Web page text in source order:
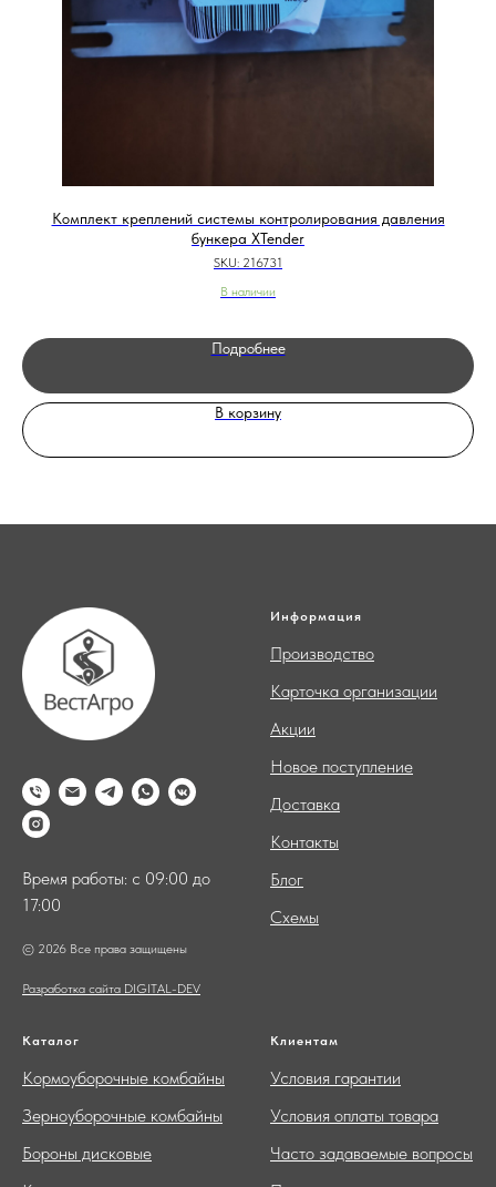
Комплект креплений системы контролирования давления
бункера XTender
SKU: 216731
В наличии
Подробнее
В корзину
Время работы: с 09:00 до
17:00
© 2026 Все права защищены
Разработка сайта DIGITAL-DEV
Информация
Производство
Карточка организации
Акции
Новое поступление
Доставка
Контакты
Блог
Схемы
Каталог
Кормоуборочные комбайны
Зерноуборочные комбайны
Бороны дисковые
Клиентам
Условия гарантии
Условия оплаты товара
Часто задаваемые вопросы